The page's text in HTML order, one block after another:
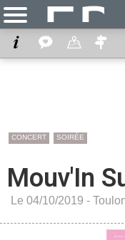
CONCERT SOIRÉE
Mouv'In
Le 04/10/2019 -